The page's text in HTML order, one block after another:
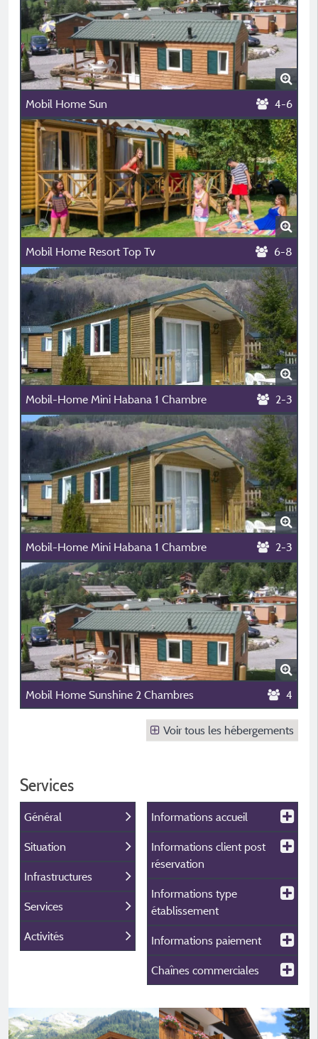
Mobil Home Sun 4-6
Mobil Home Resort Top Tv 6-8
Mobil-Home Mini Habana 1 Chambre 2-3
Mobil-Home Mini Habana 1 Chambre 2-3
Mobil Home Sunshine 2 Chambres 4
Voir tous les hébergements
Services
Général
Situation
Infrastructures
Services
Activités
Informations accueil
Informations client post
réservation
Informations type
établissement
Informations paiement
Chaînes commerciales